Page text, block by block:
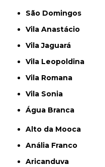
São Domingos
Vila Anastácio
Vila Jaguará
Vila Leopoldina
Vila Romana
Vila Sonia
Água Branca
Alto da Mooca
Anália Franco
Aricanduva